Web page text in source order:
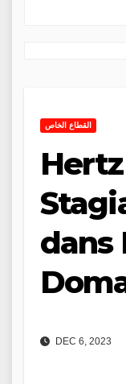
القطاع الخاص
dans
DEC 6, 2023